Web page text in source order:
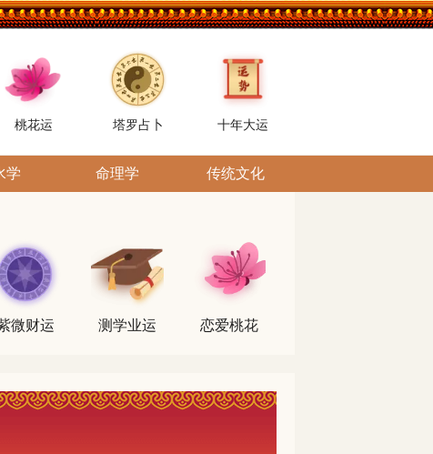
桃花运 塔罗占卜 十年大运
学 命理学 传统文化
微财运 测学业运 恋爱桃花